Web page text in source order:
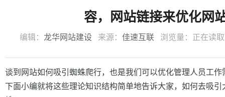
容，网站链接来优化网
编辑： 龙华网站建设 来源： 佳速互联 浏览量： 正在读取
谈到网站如何吸引蜘蛛爬行，也是我们可以优化管理人员工
下面小编就将这些理论知识结构简单地告诉大家，如何去吸引